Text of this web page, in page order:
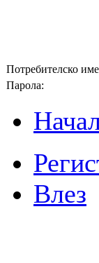
Потребителско
Парола:
Влез